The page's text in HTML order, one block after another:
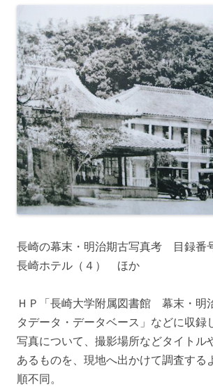
長崎の幕末・明治期古写真考 目録
長崎ホテル（４） ほか
ＨＰ「長崎大学附属図書館 幕末・明
タデータ・データベース」などに収録
写真について、撮影場所などタイトル
あるものを、現地へ出かけて調査する
順不同。